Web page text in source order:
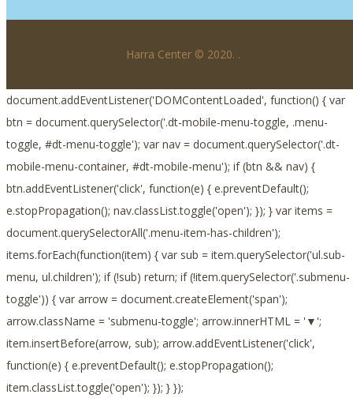
Harra Center © 2020. .
document.addEventListener('DOMContentLoaded', function() { var
btn = document.querySelector('.dt-mobile-menu-toggle, .menu-
toggle, #dt-menu-toggle'); var nav = document.querySelector('.dt-
mobile-menu-container, #dt-mobile-menu'); if (btn && nav) {
btn.addEventListener('click', function(e) { e.preventDefault();
e.stopPropagation(); nav.classList.toggle('open'); }); } var items =
document.querySelectorAll('.menu-item-has-children');
items.forEach(function(item) { var sub = item.querySelector('ul.sub-
menu, ul.children'); if (!sub) return; if (!item.querySelector('.submenu-
toggle')) { var arrow = document.createElement('span');
arrow.className = 'submenu-toggle'; arrow.innerHTML = '▼';
item.insertBefore(arrow, sub); arrow.addEventListener('click',
function(e) { e.preventDefault(); e.stopPropagation();
item.classList.toggle('open'); }); } });